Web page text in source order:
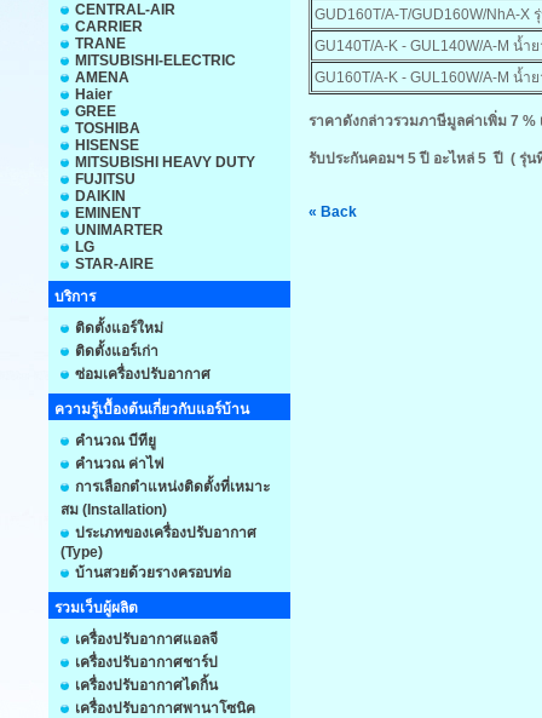
CENTRAL-AIR
CARRIER
TRANE
MITSUBISHI-ELECTRIC
AMENA
Haier
GREE
TOSHIBA
HISENSE
MITSUBISHI HEAVY DUTY
FUJITSU
DAIKIN
EMINENT
UNIMARTER
LG
STAR-AIRE
บริการ
ติดตั้งแอร์ใหม่
ติดตั้งแอร์เก่า
ซ่อมเครื่องปรับอากาศ
ความรู้เบื้องต้นเกี่ยวกับแอร์บ้าน
คำนวณ บีทียู
คำนวณ ค่าไฟ
การเลือกตำแหน่งติดตั้งที่เหมาะ
สม (Installation)
ประเภทของเครื่องปรับอากาศ
(Type)
บ้านสวยด้วยรางครอบท่อ
รวมเว็บผู้ผลิต
เครื่องปรับอากาศแอลจี
เครื่องปรับอากาศชาร์ป
เครื่องปรับอากาศไดกิ้น
เครื่องปรับอากาศพานาโซนิค
GUD160T/A-T/GUD160W/NhA-X
GU140T/A-K - GUL140W/A-M น้ำ
GU160T/A-K - GUL160W/A-M น้ำ
ราคาดังกล่าวรวมภาษีมูลค่าเพิ่ม 7 %
รับประกันคอมฯ 5 ปี อะไหล่ 5 ปี ( รุ่น
« Back